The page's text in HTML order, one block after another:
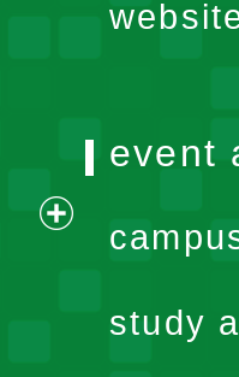
expand
menu
event
study